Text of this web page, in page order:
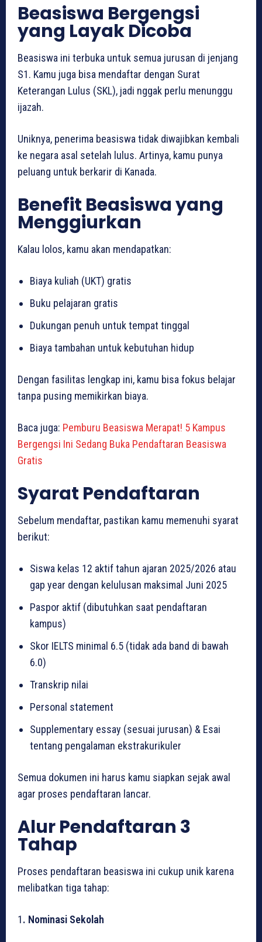
Beasiswa Bergengsi
yang Layak Dicoba
Beasiswa ini terbuka untuk semua jurusan di jenjang
S1. Kamu juga bisa mendaftar dengan Surat
Keterangan Lulus (SKL), jadi nggak perlu menunggu
ijazah.
Uniknya, penerima beasiswa tidak diwajibkan kembali
ke negara asal setelah lulus. Artinya, kamu punya
peluang untuk berkarir di Kanada.
Benefit Beasiswa yang
Menggiurkan
Kalau lolos, kamu akan mendapatkan:
Biaya kuliah (UKT) gratis
Buku pelajaran gratis
Dukungan penuh untuk tempat tinggal
Biaya tambahan untuk kebutuhan hidup
Dengan fasilitas lengkap ini, kamu bisa fokus belajar
tanpa pusing memikirkan biaya.
Baca juga: Pemburu Beasiswa Merapat! 5 Kampus
Bergengsi Ini Sedang Buka Pendaftaran Beasiswa
Gratis
Syarat Pendaftaran
Sebelum mendaftar, pastikan kamu memenuhi syarat
berikut:
Siswa kelas 12 aktif tahun ajaran 2025/2026 atau
gap year dengan kelulusan maksimal Juni 2025
Paspor aktif (dibutuhkan saat pendaftaran
kampus)
Skor IELTS minimal 6.5 (tidak ada band di bawah
6.0)
Transkrip nilai
Personal statement
Supplementary essay (sesuai jurusan) & Esai
tentang pengalaman ekstrakurikuler
Semua dokumen ini harus kamu siapkan sejak awal
agar proses pendaftaran lancar.
Alur Pendaftaran 3
Tahap
Proses pendaftaran beasiswa ini cukup unik karena
melibatkan tiga tahap:
1. Nominasi Sekolah